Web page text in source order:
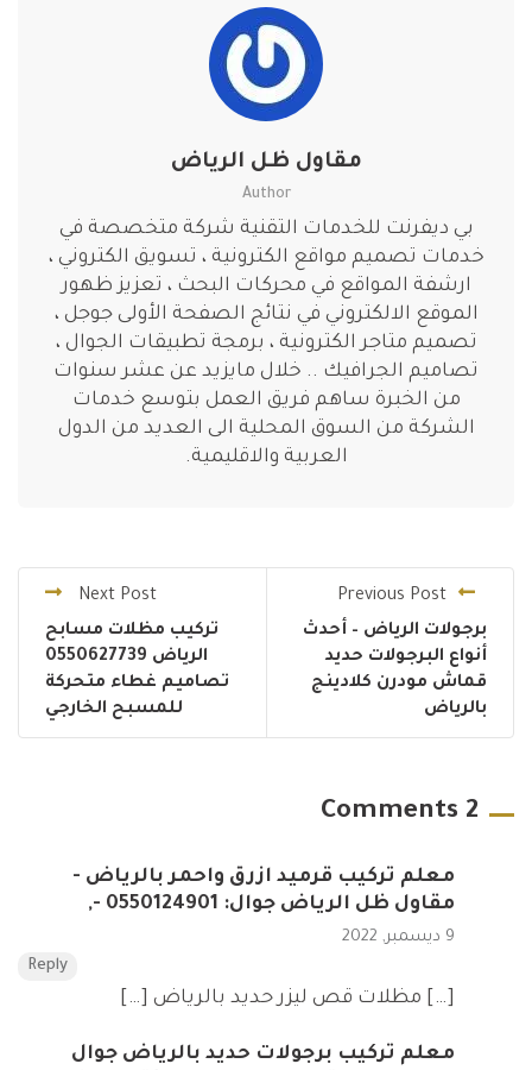
مقاول ظل الرياض
Author
بي ديفرنت للخدمات التقنية شركة متخصصة في
خدمات تصميم مواقع الكترونية ، تسويق الكتروني ،
ارشفة المواقع في محركات البحث ، تعزيز ظهور
الموقع الالكتروني في نتائج الصفحة الأولى جوجل ،
تصميم متاجر الكترونية ، برمجة تطبيقات الجوال ،
تصاميم الجرافيك .. خلال مايزيد عن عشر سنوات
من الخبرة ساهم فريق العمل بتوسع خدمات
الشركة من السوق المحلية الى العديد من الدول
العربية والاقليمية.
Previous Post
برجولات الرياض – أحدث
أنواع البرجولات حديد
قماش مودرن كلادينج
بالرياض
Next Post
تركيب مظلات مسابح
الرياض 0550627739
تصاميم غطاء متحركة
للمسبح الخارجي
2 Comments
معلم تركيب قرميد ازرق واحمر بالرياض -
مقاول ظل الرياض جوال: 0550124901 -
,
9 ديسمبر, 2022
Reply
[…] مظلات قص ليزر حديد بالرياض […]
معلم تركيب برجولات حديد بالرياض جوال